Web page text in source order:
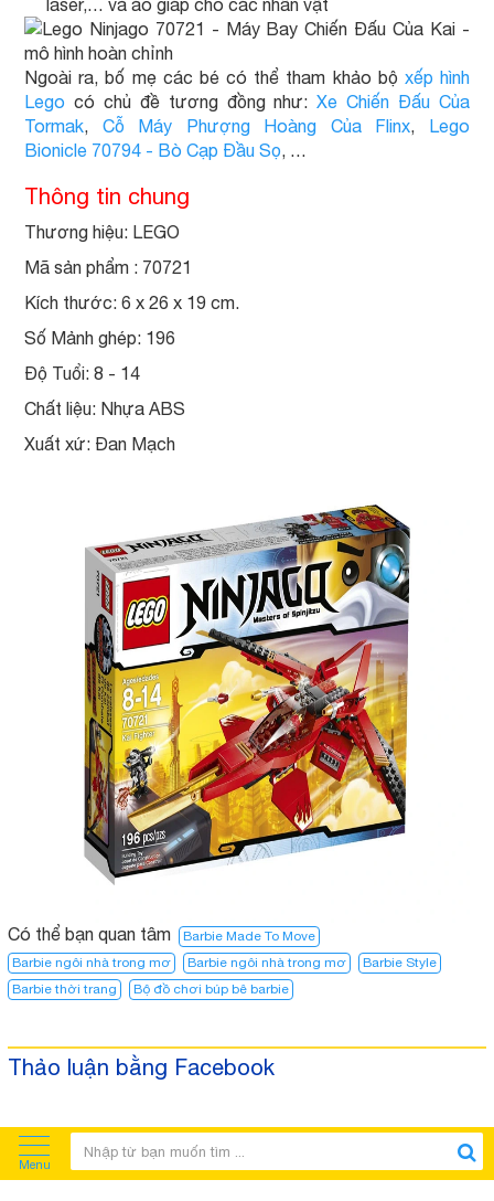
laser,… và áo giáp cho các nhân vật
Ngoài ra, bố mẹ các bé có thể tham khảo bộ xếp hình
Lego có chủ đề tương đồng như:Xe Chiến Đấu Của
Tormak, Cỗ Máy Phượng Hoàng Của Flinx, Lego
Bionicle 70794 - Bò Cạp Đầu Sọ, …
Thông tin chung
Thương hiệu: LEGO
Mã sản phẩm : 70721
Kích thước: 6 x 26 x 19 cm.
Số Mảnh ghép: 196
Độ Tuổi: 8 - 14
Chất liệu: Nhựa ABS
Xuất xứ: Đan Mạch
Có thể bạn quan tâm
Barbie Made To Move
Barbie ngôi nhà trong mơ
Barbie ngôi nhà trong mơ​
Barbie Style
Barbie thời trang
Bộ đồ chơi búp bê barbie
Thảo luận bằng Facebook
Menu